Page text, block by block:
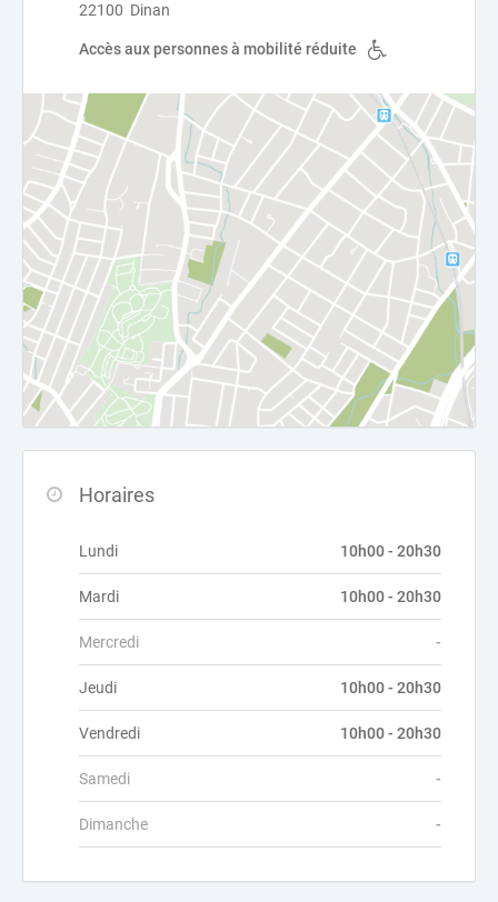
22100 Dinan
Accès aux personnes à mobilité réduite
Horaires
Lundi 10h00 - 20h30
Mardi 10h00 - 20h30
Mercredi -
Jeudi 10h00 - 20h30
Vendredi 10h00 - 20h30
Samedi -
Dimanche -